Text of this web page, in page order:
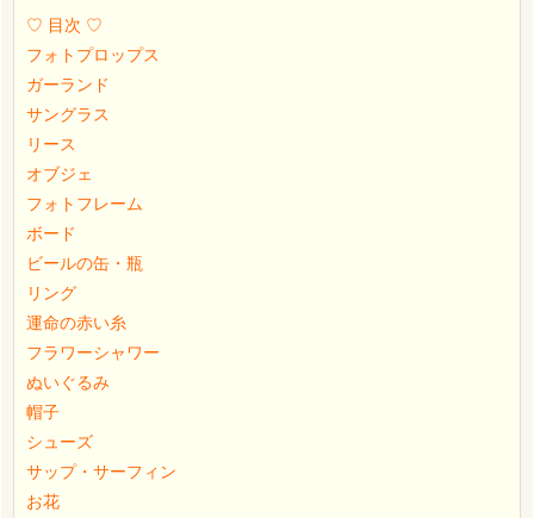
♡ 目次 ♡
フォトプロップス
ガーランド
サングラス
リース
オブジェ
フォトフレーム
ボード
ビールの缶・瓶
リング
運命の赤い糸
フラワーシャワー
ぬいぐるみ
帽子
シューズ
サップ・サーフィン
お花